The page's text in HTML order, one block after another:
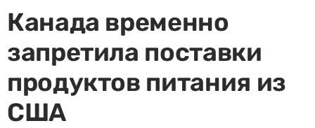
Канада временно
запретила поставки
продуктов питания из
США